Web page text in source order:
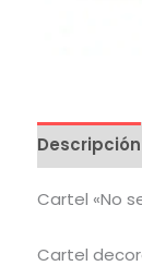
Descripción
Cartel «No
Cartel